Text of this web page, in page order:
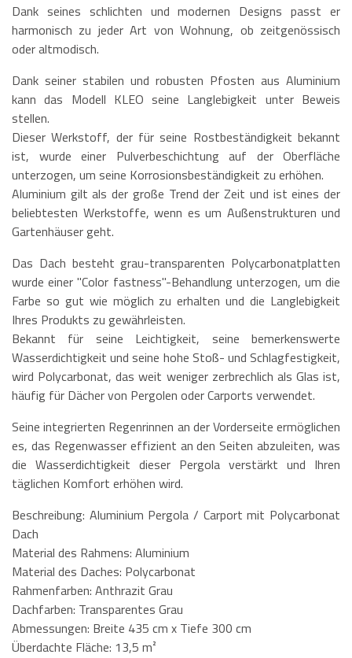
Dank seines schlichten und modernen Designs passt er
harmonisch zu jeder Art von Wohnung, ob zeitgenössisch
oder altmodisch.
Dank seiner stabilen und robusten Pfosten aus Aluminium
kann das Modell KLEO seine Langlebigkeit unter Beweis
stellen.
Dieser Werkstoff, der für seine Rostbeständigkeit bekannt
ist, wurde einer Pulverbeschichtung auf der Oberfläche
unterzogen, um seine Korrosionsbeständigkeit zu erhöhen.
Aluminium gilt als der große Trend der Zeit und ist eines der
beliebtesten Werkstoffe, wenn es um Außenstrukturen und
Gartenhäuser geht.
Das Dach besteht grau-transparenten Polycarbonatplatten
wurde einer "Color fastness"-Behandlung unterzogen, um die
Farbe so gut wie möglich zu erhalten und die Langlebigkeit
Ihres Produkts zu gewährleisten.
Bekannt für seine Leichtigkeit, seine bemerkenswerte
Wasserdichtigkeit und seine hohe Stoß- und Schlagfestigkeit,
wird Polycarbonat, das weit weniger zerbrechlich als Glas ist,
häufig für Dächer von Pergolen oder Carports verwendet.
Seine integrierten Regenrinnen an der Vorderseite ermöglichen
es, das Regenwasser effizient an den Seiten abzuleiten, was
die Wasserdichtigkeit dieser Pergola verstärkt und Ihren
täglichen Komfort erhöhen wird.
Beschreibung: Aluminium Pergola / Carport mit Polycarbonat
Dach
Material des Rahmens: Aluminium
Material des Daches: Polycarbonat
Rahmenfarben: Anthrazit Grau
Dachfarben: Transparentes Grau
Abmessungen: Breite 435 cm x Tiefe 300 cm
Überdachte Fläche: 13,5 m²